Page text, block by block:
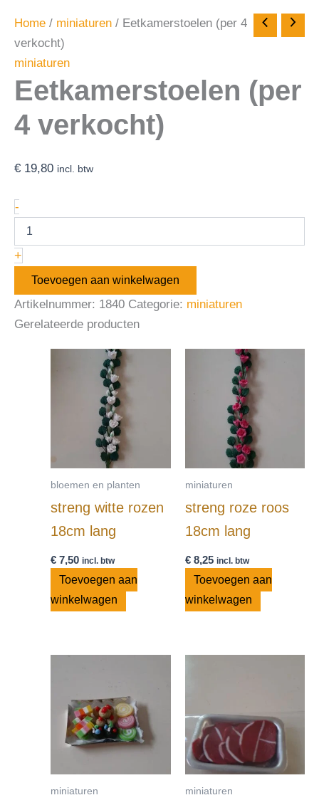
Home / miniaturen / Eetkamerstoelen (per 4
verkocht)
miniaturen
Eetkamerstoelen (per
4 verkocht)
€ 19,80 incl. btw
-
+
Toevoegen aan winkelwagen
Artikelnummer: 1840 Categorie: miniaturen
Gerelateerde producten
bloemen en planten
streng witte rozen
18cm lang
€ 7,50 incl. btw
Toevoegen aan
winkelwagen
miniaturen
streng roze roos
18cm lang
€8,25 incl. btw
Toevoegen aan
winkelwagen
miniaturen miniaturen